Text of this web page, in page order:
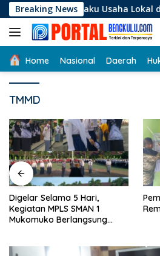
Langsung
ke
konten
Breaking News
Pelaku Usaha Lokal di Bengkulu
Home Nasional Daerah
TMMD
Digelar Selama 5 Hari,
Kegiatan MPLS SMAN 1
Mukomuko Berlangsung